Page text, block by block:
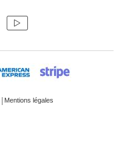
Mentions légales